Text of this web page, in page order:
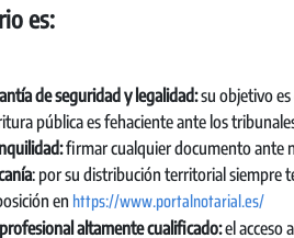
es:
de seguridad y legalidad:su objetivo
pública es fehaciente ante los
firmar cualquier documento ante
: por su distribución territorial siempre
en https://www.portalnotarial.es/
altamente cualificado:el acceso